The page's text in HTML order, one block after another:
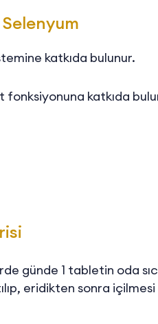
katkıda bulunur.
katkıda
günde 1 tabletin oda
eridikten sonra